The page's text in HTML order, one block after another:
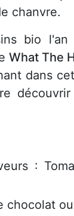
chanvre.
bio l'an
What The
dans
:
chocolat